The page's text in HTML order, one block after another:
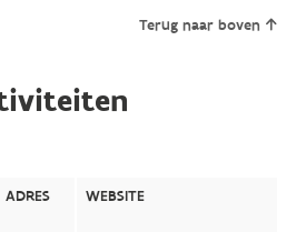
Terug naar boven
ADRES WEBSITE